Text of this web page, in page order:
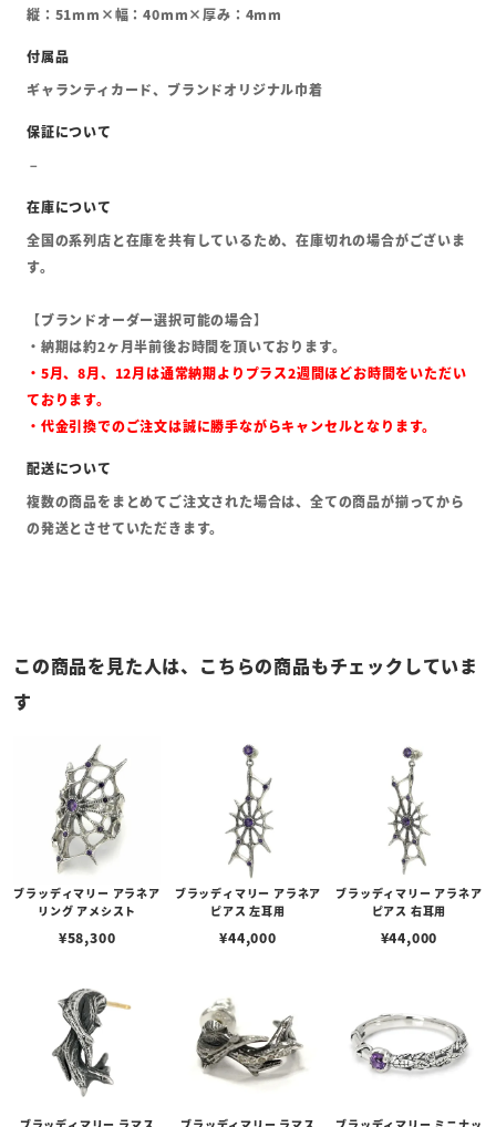
縦：51mm×幅：40mm×厚み：4mm
ギャランティカード、ブランドオリジナル巾着
全国の系列店と在庫を共有しているため、在庫切れの場合がございま
す。
【ブランドオーダー選択可能の場合】
・納期は約2ヶ月半前後お時間を頂いております。
・5月、8月、12月は通常納期よりプラス2週間ほどお時間をいただい
ております。
・代金引換でのご注文は誠に勝手ながらキャンセルとなります。
複数の商品をまとめてご注文された場合は、全ての商品が揃ってから
の発送とさせていただきます。
この商品を見た人は、こちらの商品もチェックしていま
す
ブラッディマリー アラネア
リング アメシスト
¥58,300
ブラッディマリー アラネア
ピアス 左耳用
¥44,000
ブラッディマリー アラネア
ピアス 右耳用
¥44,000